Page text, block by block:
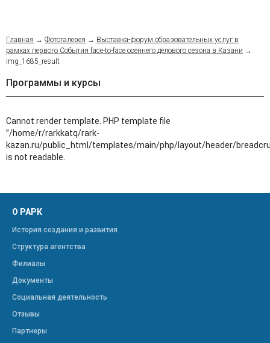
Главная → Фотогалерея → Выставка-форум образовательных услуг в
рамках первого События face-to-face осеннего делового сезона в Казани →
img_1685_result
Программы и курсы
Cannot render template. PHP template file
"/home/r/rarkkatq/rark-
kazan.ru/public_html/templates/main/php/layout/header/
is not readable.
О РАРК
История создания и развития
Структура агентства
Филиалы
Документы
Социальная деятельность
Отзывы
Партнеры